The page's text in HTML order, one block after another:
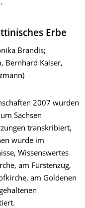
Erbe
Brandis;
Bernhard Kaiser,
2007 wurden
Sachsen
transkribiert,
wurde im
Wissenswertes
am Fürstenzug,
am Goldenen